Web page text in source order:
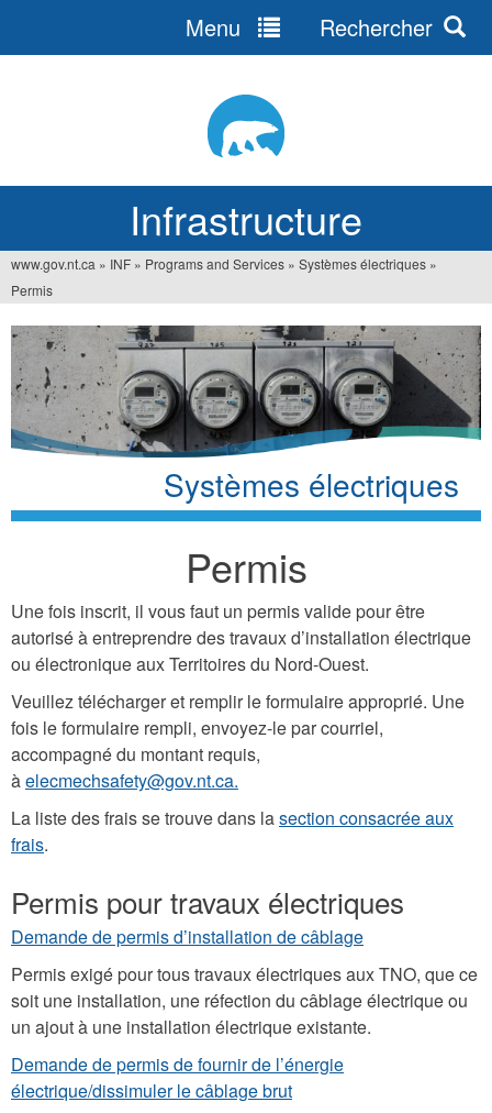
Infrastructure
Menu Rechercher
Vous
êtes
ici
www.gov.nt.ca » INF » Programs and Services » Systèmes électriques »
Permis
Systèmes électriques
Permis
Une fois inscrit, il vous faut un permis valide pour être
autorisé à entreprendre des travaux d’installation électrique
ou électronique aux Territoires du Nord-Ouest.
Veuillez télécharger et remplir le formulaire approprié. Une
fois le formulaire rempli, envoyez-le par courriel,
accompagné du montant requis,
àelecmechsafety@gov.nt.ca.
La liste des frais se trouve dans lasection consacrée aux
frais.
Permis pour travaux électriques
Demande de permis d’installation de câblage
Permis exigé pour tous travaux électriques aux TNO, que ce
soit une installation, une réfection du câblage électrique ou
un ajout à une installation électrique existante.
Demande de permis de fournir de l’énergie
électrique/dissimuler le câblage brut